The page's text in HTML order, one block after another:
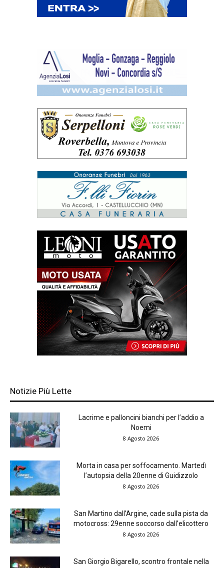
Notizie Più Lette
Lacrime e palloncini bianchi per l’addio a
Noemi
8 Agosto 2026
Morta in casa per soffocamento. Martedì
l’autopsia della 20enne di Guidizzolo
8 Agosto 2026
San Martino dall’Argine, cade sulla pista da
motocross: 29enne soccorso dall’elicottero
8 Agosto 2026
San Giorgio Bigarello, scontro frontale nella